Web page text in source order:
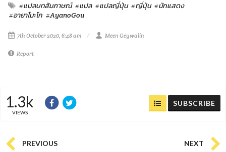
#แปลบทสัมภาษณ์ #แปล #แปลญี่ปุ่น #ญี่ปุ่น #นักแสดง
#อายาโนะโก #AyanoGou
7th October 2020, 6:48 am Meen Geywalin
Report
1.3k
VIEWS
SUBSCRIBE
PREVIOUS NEXT